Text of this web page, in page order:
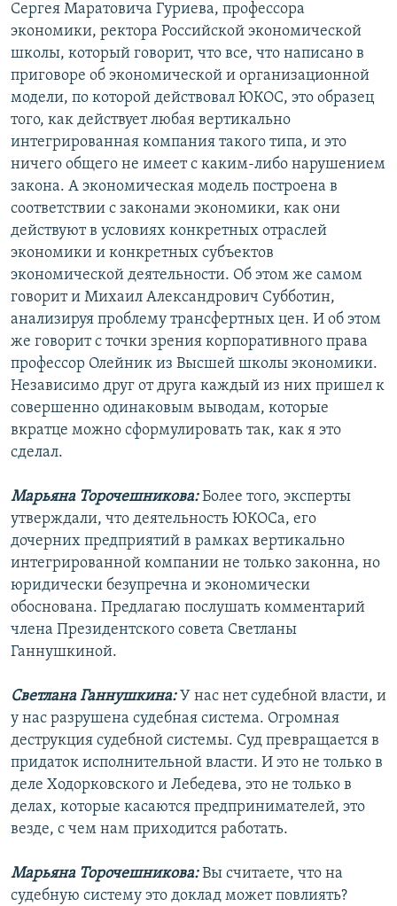
Сергея Маратовича Гуриева, профессора
экономики, ректора Российской экономической
школы, который говорит, что все, что написано в
приговоре об экономической и организационной
модели, по которой действовал ЮКОС, это образец
того, как действует любая вертикально
интегрированная компания такого типа, и это
ничего общего не имеет с каким-либо нарушением
закона. А экономическая модель построена в
соответствии с законами экономики, как они
действуют в условиях конкретных отраслей
экономики и конкретных субъектов
экономической деятельности. Об этом же самом
говорит и Михаил Александрович Субботин,
анализируя проблему трансфертных цен. И об этом
же говорит с точки зрения корпоративного права
профессор Олейник из Высшей школы экономики.
Независимо друг от друга каждый из них пришел к
совершенно одинаковым выводам, которые
вкратце можно сформулировать так, как я это
сделал.
Марьяна Торочешникова:Более того, эксперты
утверждали, что деятельность ЮКОСа, его
дочерних предприятий в рамках вертикально
интегрированной компании не только законна, но
юридически безупречна и экономически
обоснована. Предлагаю послушать комментарий
члена Президентского совета Светланы
Ганнушкиной.
Светлана Ганнушкина:У нас нет судебной власти, и
у нас разрушена судебная система. Огромная
деструкция судебной системы. Суд превращается в
придаток исполнительной власти. И это не только в
деле Ходорковского и Лебедева, это не только в
делах, которые касаются предпринимателей, это
везде, с чем нам приходится работать.
Марьяна Торочешникова:Вы считаете, что на
судебную систему это доклад может повлиять?